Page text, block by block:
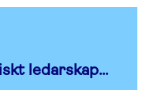
ledarskap...